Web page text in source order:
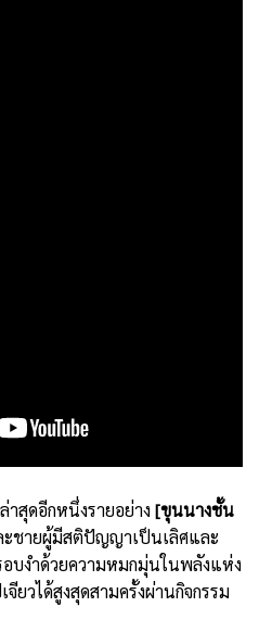
สุดอีกหนึ่งรายอย่าง [ขุนนางชั้น
ชายผู้มีสติปัญญาเป็นเลิศและ
บงำด้วยความหมกมุ่นในพลังแห่ง
ยวได้สูงสุดสามครั้งผ่านกิจกรรม